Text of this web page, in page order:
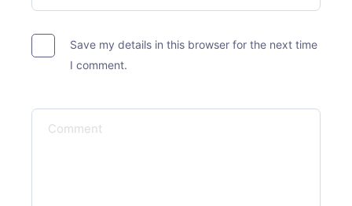
Save my details in this browser for the next time
I comment.